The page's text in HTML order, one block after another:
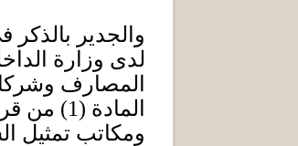
والجدير
لدى وزارة
المصارف
المادة (1) من
ومكاتب تمثيل